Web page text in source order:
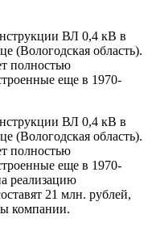
ВЛ 0,4 кВ в
(Вологодская область).
полностью
еще в 1970-
ВЛ 0,4 кВ в
(Вологодская область).
полностью
еще в 1970-
реализацию
21 млн. рублей,
компании.